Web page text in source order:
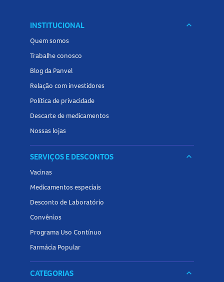
INSTITUCIONAL keyboard_arrow_down
Quem somos
Trabalhe conosco
Blog da Panvel
Relação com investidores
Política de privacidade
Descarte de medicamentos
Nossas lojas
SERVIÇOS E DESCONTOS keyboard_arrow_down
Vacinas
Medicamentos especiais
Desconto de Laboratório
Convênios
Programa Uso Contínuo
Farmácia Popular
CATEGORIAS keyboard_arrow_down